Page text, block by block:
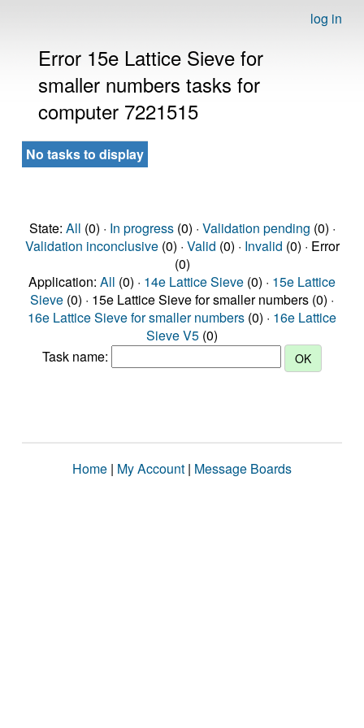
log in
Error 15e Lattice Sieve for
smaller numbers tasks for
computer 7221515
No tasks to display
State: All (0) · In progress(0) · Validation pending (0) ·
Validation inconclusive(0) · Valid (0) · Invalid (0) · Error
(0)
Application: All (0) · 14e Lattice Sieve (0) · 15e Lattice
Sieve (0) · 15e Lattice Sieve for smaller numbers (0) ·
16e Lattice Sieve for smaller numbers (0) · 16e Lattice
Sieve V5 (0)
Task name:
Home | My Account | Message Boards